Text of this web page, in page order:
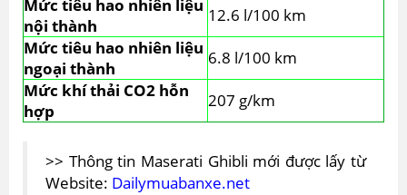
Mức tiêu hao nhiên liệu
nội thành
12.6 l/100 km
Mức tiêu hao nhiên liệu
ngoại thành
6.8 l/100 km
Mức khí thải CO2 hỗn
hợp
207 g/km
>> Thông tin Maserati Ghibli mới được lấy từ
Website: Dailymuabanxe.net